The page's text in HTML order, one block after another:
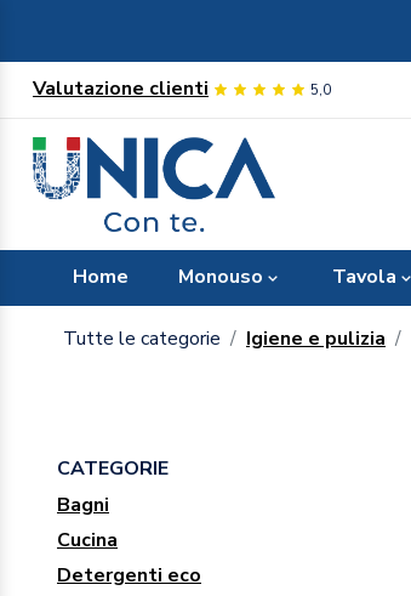
Valutazione clienti 5,0
Home Monouso Tavola
Tutte le categorie Igiene e pulizia
CATEGORIE
Bagni
Cucina
Detergenti eco